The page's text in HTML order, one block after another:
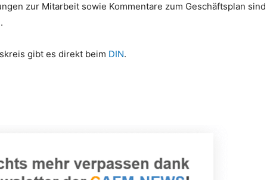
zur Mitarbeit sowie Kommentare zum Geschäftsplan sind
gibt es direkt beim DIN.